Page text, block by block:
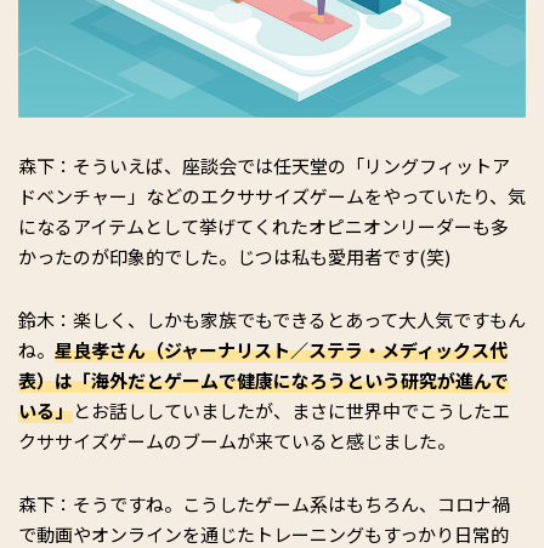
森下：そういえば、座談会では任天堂の「リングフィットア
ドベンチャー」などのエクササイズゲームをやっていたり、気
になるアイテムとして挙げてくれたオピニオンリーダーも多
かったのが印象的でした。じつは私も愛用者です(笑)
鈴木：楽しく、しかも家族でもできるとあって大人気ですもん
ね。 星良孝さん（ジャーナリスト／ステラ・メディックス代
表）は「海外だとゲームで健康になろうという研究が進んで
いる」とお話ししていましたが、まさに世界中でこうしたエ
クササイズゲームのブームが来ていると感じました。
森下：そうですね。こうしたゲーム系はもちろん、コロナ禍
で動画やオンラインを通じたトレーニングもすっかり日常的